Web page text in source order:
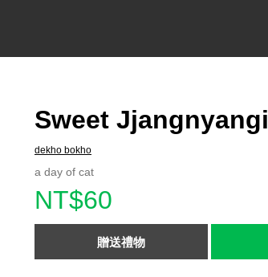
Sweet Jjangnyangi
dekho bokho
a day of cat
NT$60
贈送禮物